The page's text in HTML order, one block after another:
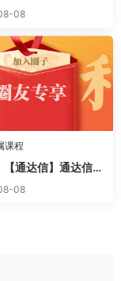
股法操作理念、策
08
课程
【通达信】通达信
〗副图指标 斐波
08